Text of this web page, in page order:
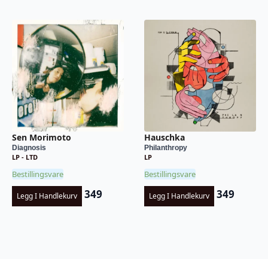
Sen Morimoto
Diagnosis
LP - LTD
Bestillingsvare
Legg I Handlekurv 349
Hauschka
Philanthropy
LP
Bestillingsvare
Legg I Handlekurv 349